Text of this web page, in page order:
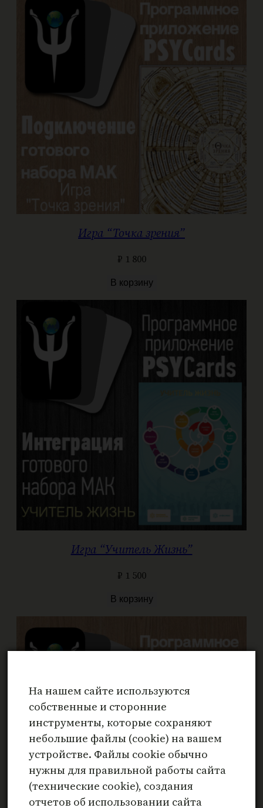
Игра “Точка зрения”
₽ 1 800
В корзину
Игра “Учитель Жизнь”
₽ 1 500
В корзину
На нашем сайте используются
собственные и сторонние
инструменты, которые сохраняют
небольшие файлы (cookie) на вашем
устройстве. Файлы cookie обычно
нужны для правильной работы сайта
(технические cookie), создания
отчетов об использовании сайта